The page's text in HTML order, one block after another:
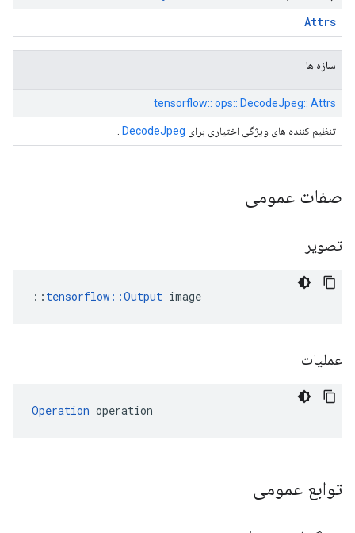
Attrs
سازه ها
tensorflow:: ops:: DecodeJpeg:: Attrs
تنظیم کننده های ویژگی اختیاری برای DecodeJpeg
صفات عمومی
تصویر
:: tensorflow::Output image
عملیات
Operation operation
توابع عمومی